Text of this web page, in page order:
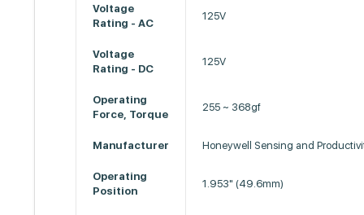
Voltage
Rating - AC
125V
Voltage
Rating - DC
125V
Operating
Force, Torque
255 ~ 368gf
Manufacturer Honeywell Sensing and
Operating
Position
1.953" (49.6mm)